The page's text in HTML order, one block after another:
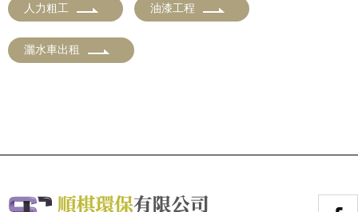
人力粗工 油漆工程
灑水車出租